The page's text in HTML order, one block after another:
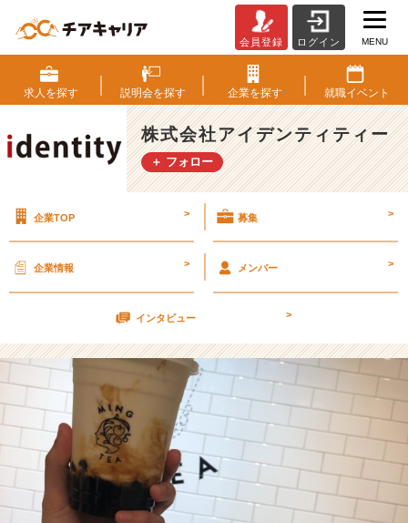
ピ
オ
カ
を
た
て
女
会
社
イ
デ
ィ
ィ
ー
の
会員登録 ログイン MENU
求人を探す 説明会を探す 企業を探す 就職イベント
株式会社アイデンティティー
＋ フォロー
企業TOP > 募集 >
企業情報 > メンバー >
インタビュー >